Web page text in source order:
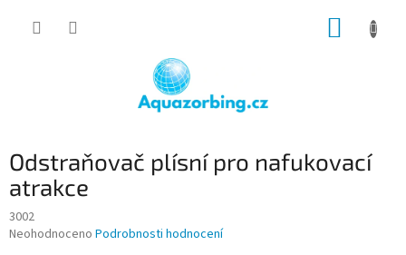
Odstraňovač plísní pro nafukovací
atrakce
3002
Průměrné
Neohodnoceno Podrobnosti hodnocení